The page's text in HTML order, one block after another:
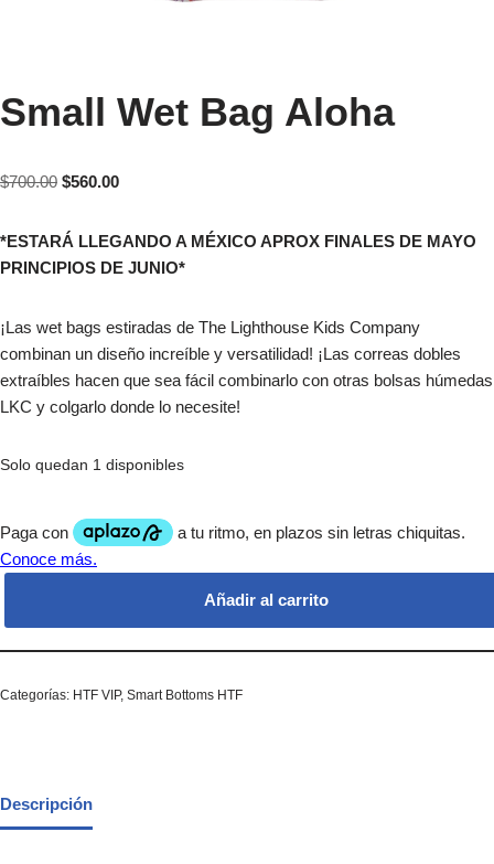
Small Wet Bag Aloha
$700.00 $560.00
*ESTARÁ LLEGANDO A MÉXICO APROX FINALES DE MAYO
PRINCIPIOS DE JUNIO*
¡Las wet bags estiradas de The Lighthouse Kids Company
combinan un diseño increíble y versatilidad! ¡Las correas dobles
extraíbles hacen que sea fácil combinarlo con otras bolsas húmedas
LKC y colgarlo donde lo necesite!
Solo quedan 1 disponibles
Añadir al carrito
Categorías: HTF VIP, Smart Bottoms HTF
Descripción